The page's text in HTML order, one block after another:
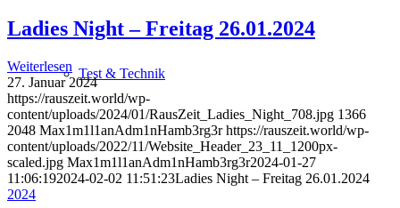
Test & Technik
Ladies Night – Freitag 26.01.2024
Weiterlesen
27. Januar 2024
https://rauszeit.world/wp-
content/uploads/2024/01/RausZeit_Ladies_Night_708.jpg 1366
2048 Max1m1l1anAdm1nHamb3rg3r https://rauszeit.world/wp-
content/uploads/2022/11/Website_Header_23_11_1200px-
scaled.jpg Max1m1l1anAdm1nHamb3rg3r2024-01-27
11:06:192024-02-02 11:51:23Ladies Night – Freitag 26.01.2024
2024